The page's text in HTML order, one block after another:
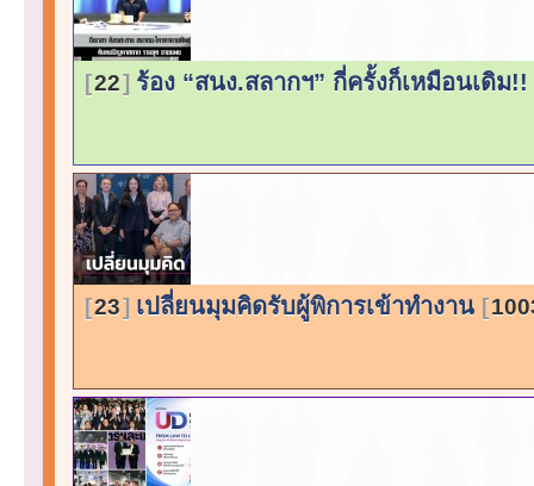
22 ร้อง “สนง.สลากฯ” กี่ครั้งก็เหมือนเดิ
23 เปลี่ยนมุมคิดรับผู้พิการเข้าทำงาน